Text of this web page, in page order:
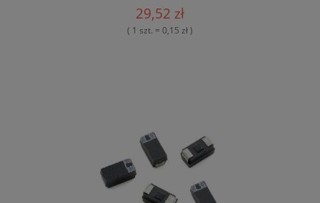
29,52 zł
( 1 szt. = 0,15 zł )